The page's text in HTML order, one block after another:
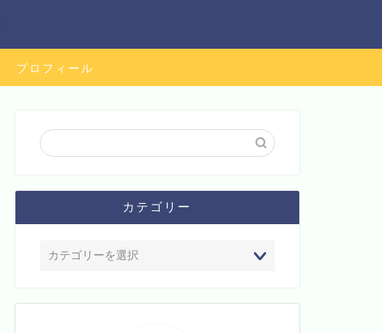
プロフィール
カテゴリー